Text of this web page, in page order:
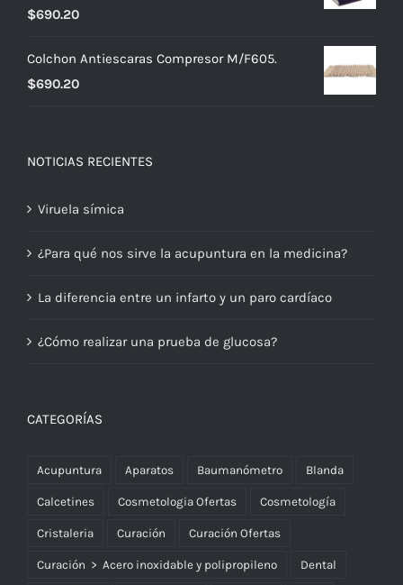
$690.20
Colchon Antiescaras Compresor M/F605.
$690.20
NOTICIAS RECIENTES
Viruela símica
¿Para qué nos sirve la acupuntura en la medicina?
La diferencia entre un infarto y un paro cardíaco
¿Cómo realizar una prueba de glucosa?
CATEGORÍAS
Acupuntura Aparatos Baumanómetro Blanda
Calcetines Cosmetologia Ofertas Cosmetología
Cristaleria Curación Curación Ofertas
Curación > Acero inoxidable y polipropileno Dental